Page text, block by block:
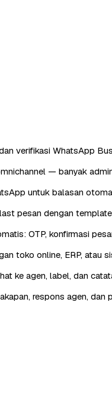
verifikasi WhatsApp
— banyak
untuk balasan
pesan dengan
OTP, konfirmasi
toko online, ERP, atau
ke agen, label, dan
respons agen, dan